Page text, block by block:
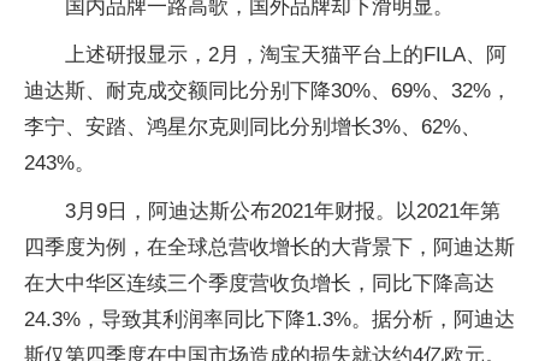
国内品牌一路高歌，国外品牌却下滑明显。
上述研报显示，2月，淘宝天猫平台上的FILA、阿
迪达斯、耐克成交额同比分别下降30%、69%、32%，
李宁、安踏、鸿星尔克则同比分别增长3%、62%、
243%。
3月9日，阿迪达斯公布2021年财报。以2021年第
四季度为例，在全球总营收增长的大背景下，阿迪达斯
在大中华区连续三个季度营收负增长，同比下降高达
24.3%，导致其利润率同比下降1.3%。据分析，阿迪达
斯仅第四季度在中国市场造成的损失就达约4亿欧元。